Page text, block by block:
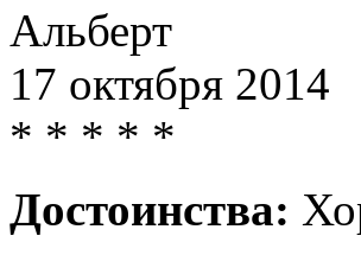
Альберт
17 октября 2014
* * * * *
Достоинства: